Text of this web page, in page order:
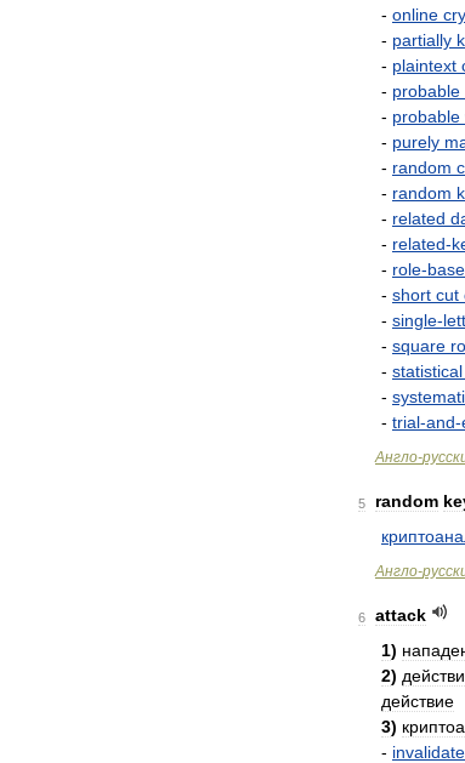
- online
- partially
- plaintext
- probable
- probable
- purely
- random
- random
- related
- related-
- role-
- short cut
- single-
- square
- statistical
-
- trial-and-
Англо-
5 random
Англо-
6
attack
1)
2)
действие
3)
- invalidate